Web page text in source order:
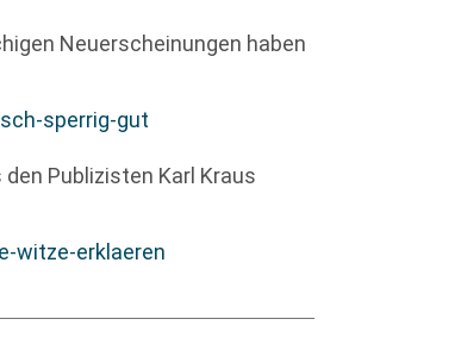
Neuerscheinungen haben
sperrig-gut
Publizisten Karl Kraus
witze-erklaeren